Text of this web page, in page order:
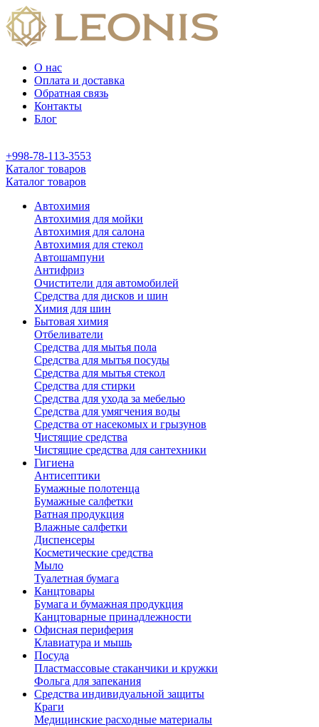
О нас
Оплата и доставка
Обратная связь
Контакты
Блог
+998-78-113-3553
Каталог товаров
Каталог товаров
Автохимия
Автохимия для мойки
Автохимия для салона
Автохимия для стекол
Автошампуни
Антифриз
Очистители для автомобилей
Средства для дисков и шин
Химия для шин
Бытовая химия
Отбеливатели
Средства для мытья пола
Средства для мытья посуды
Средства для мытья стекол
Средства для стирки
Средства для ухода за мебелью
Средства для умягчения воды
Средства от насекомых и грызунов
Чистящие средства
Чистящие средства для сантехники
Гигиена
Антисептики
Бумажные полотенца
Бумажные салфетки
Ватная продукция
Влажные салфетки
Диспенсеры
Косметические средства
Мыло
Туалетная бумага
Канцтовары
Бумага и бумажная продукция
Канцтоварные принадлежности
Офисная периферия
Клавиатура и мышь
Посуда
Пластмассовые стаканчики и кружки
Фольга для запекания
Средства индивидуальной защиты
Краги
Медицинские расходные материалы